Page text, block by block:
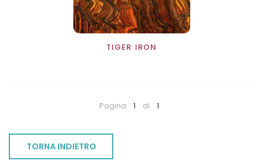
TIGER IRON
Pagina 1 di 1
TORNA INDIETRO